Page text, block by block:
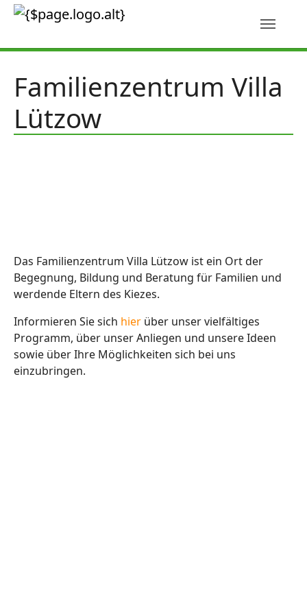
Skip to main content
Familienzentrum Villa
Lützow
Das Familienzentrum Villa Lützow ist ein Ort der
Begegnung, Bildung und Beratung für Familien und
werdende Eltern des Kiezes.
Informieren Sie sich hier über unser vielfältiges
Programm, über unser Anliegen und unsere Ideen
sowie über Ihre Möglichkeiten sich bei uns
einzubringen.